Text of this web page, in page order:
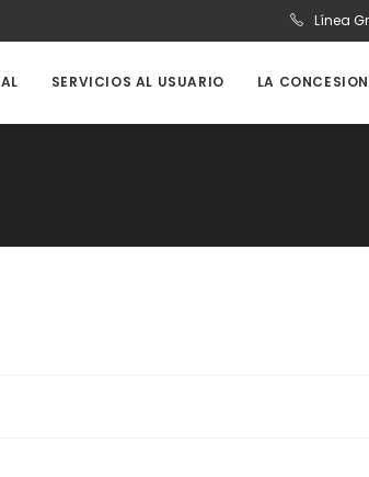
Línea
SERVICIOS AL USUARIO LA